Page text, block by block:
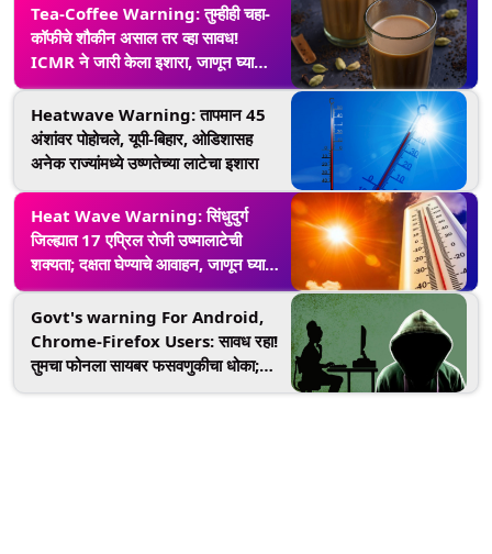
Tea-Coffee Warning: तुम्हीही चहा-
कॉफीचे शौकीन असाल तर व्हा सावध!
ICMR ने जारी केला इशारा, जाणून घ्या
सविस्तर
Heatwave Warning: तापमान 45
अंशांवर पोहोचले, यूपी-बिहार, ओडिशासह
अनेक राज्यांमध्ये उष्णतेच्या लाटेचा इशारा
Heat Wave Warning: सिंधुदुर्ग
जिल्ह्यात 17 एप्रिल रोजी उष्मालाटेची
शक्यता; दक्षता घेण्याचे आवाहन, जाणून घ्या
काय करावे व काय करू नये
Govt's warning For Android,
Chrome-Firefox Users: सावध रहा!
तुमचा फोनला सायबर फसवणुकीचा धोका;